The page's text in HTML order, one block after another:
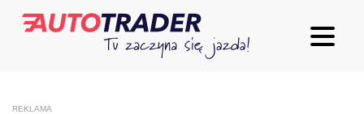
REKLAMA